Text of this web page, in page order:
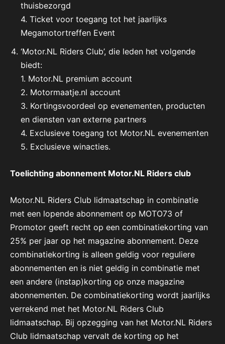
thuisbezorgd
4. Ticket voor toegang tot het jaarlijks
Megamotortreffen Event
‘Motor.NL Riders Club’, die leden het volgende
biedt:
1. Motor.NL premium account
2. Motormaatje.nl account
3. Kortingsvoordeel op evenementen, producten
en diensten van externe partners
4. Exclusieve toegang tot Motor.NL evenementen
5. Exclusieve winacties.
Toelichting abonnement Motor.NL Riders club
Motor.NL Riders Club lidmaatschap in combinatie
met een lopende abonnement op MOTO73 of
Promotor geeft recht op een combinatiekorting van
25% per jaar op het magazine abonnement. Deze
combinatiekorting is alleen geldig voor reguliere
abonnementen en is niet geldig in combinatie met
een andere (instap)korting op onze magazine
abonnementen. De combinatiekorting wordt jaarlijks
verrekend met het Motor.NL Riders Club
lidmaatschap. Bij opzegging van het Motor.NL Riders
Club lidmaatschap vervalt de korting op het